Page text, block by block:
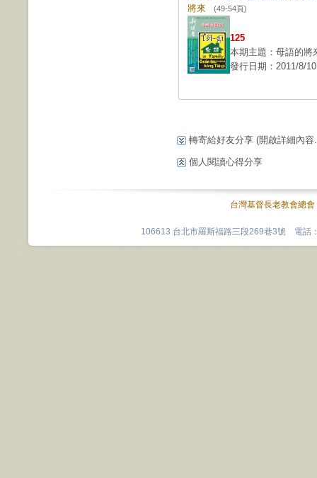
將來 (49-54頁)
125
本期主題：母語的將
發行日期：2011/8/10
轉寄給好友分享 (開啟詳細內容
個人閱讀心得分享
台灣基督長老教會總會
106613 台北市羅斯福路三段269巷3號 電